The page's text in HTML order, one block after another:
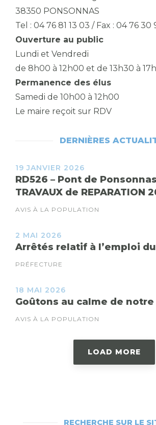
38350 PONSONNAS
Tel : 04 76 81 13 03 / Fax : 04 76 30
Ouverture au public
Lundi et Vendredi
de 8h00 à 12h00 et de 13h30 à
Permanence des élus
Samedi de 10h00 à 12h00
Le maire reçoit sur RDV
DERNIÈRES
19 JANVIER 2026
RD526 – Pont de
TRAVAUX de REPARATION
AVIS À LA POPULATION
2 MAI 2026
Arrêtés relatif à l’emploi
PRÉFECTURE
18 MAI 2026
Goûtons au calme de
AVIS À LA POPULATION
LOAD MORE
RECHERCHE SUR LE